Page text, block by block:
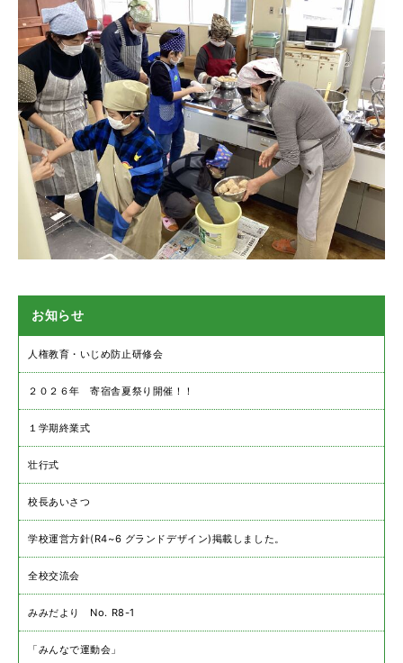
お知らせ
人権教育・いじめ防止研修会
２０２６年 寄宿舎夏祭り開催！！
１学期終業式
壮行式
校長あいさつ
学校運営方針(R4~6 グランドデザイン)掲載しました。
全校交流会
みみだより No. R8-1
「みんなで運動会」